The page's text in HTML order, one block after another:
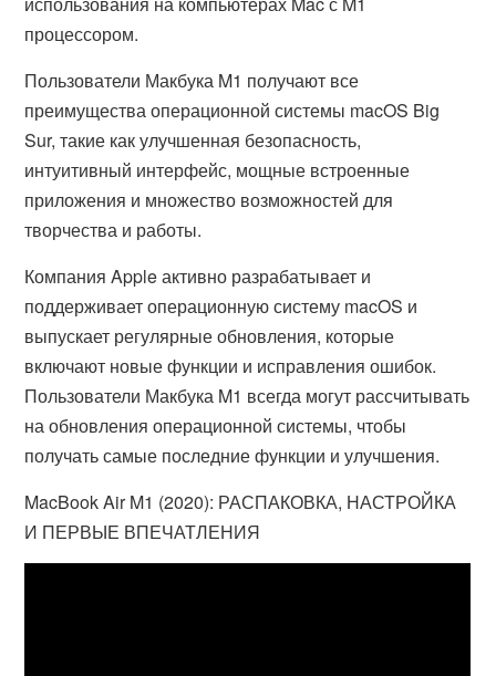
процессором.
Пользователи Макбука M1 получают все
преимущества операционной системы macOS Big
Sur, такие как улучшенная безопасность,
интуитивный интерфейс, мощные встроенные
приложения и множество возможностей для
творчества и работы.
Компания Apple активно разрабатывает и
поддерживает операционную систему macOS и
выпускает регулярные обновления, которые
включают новые функции и исправления ошибок.
Пользователи Макбука M1 всегда могут рассчитывать
на обновления операционной системы, чтобы
получать самые последние функции и улучшения.
MacBook Air M1 (2020): РАСПАКОВКА, НАСТРОЙКА
И ПЕРВЫЕ ВПЕЧАТЛЕНИЯ